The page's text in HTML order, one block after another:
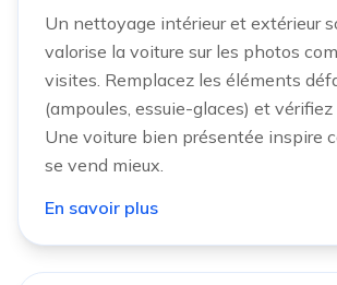
Un nettoyage intérieur et extérieur
valorise la voiture sur les photos
visites. Remplacez les éléments
(ampoules, essuie-glaces) et
Une voiture bien présentée inspire
se vend mieux.
En savoir plus